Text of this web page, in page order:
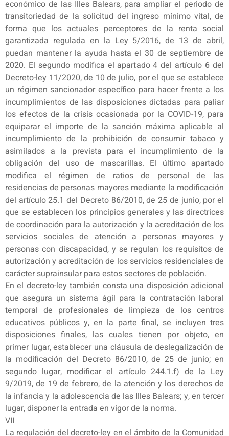
económico de las Illes Balears, para ampliar el periodo de
transitoriedad de la solicitud del ingreso mínimo vital, de
forma que los actuales perceptores de la renta social
garantizada regulada en la Ley 5/2016, de 13 de abril,
puedan mantener la ayuda hasta el 30 de septiembre de
2020. El segundo modifica el apartado 4 del artículo 6 del
Decreto-ley 11/2020, de 10 de julio, por el que se establece
un régimen sancionador específico para hacer frente a los
incumplimientos de las disposiciones dictadas para paliar
los efectos de la crisis ocasionada por la COVID-19, para
equiparar el importe de la sanción máxima aplicable al
incumplimiento de la prohibición de consumir tabaco y
asimilados a la prevista para el incumplimiento de la
obligación del uso de mascarillas. El último apartado
modifica el régimen de ratios de personal de las
residencias de personas mayores mediante la modificación
del artículo 25.1 del Decreto 86/2010, de 25 de junio, por el
que se establecen los principios generales y las directrices
de coordinación para la autorización y la acreditación de los
servicios sociales de atención a personas mayores y
personas con discapacidad, y se regulan los requisitos de
autorización y acreditación de los servicios residenciales de
carácter suprainsular para estos sectores de población.
En el decreto-ley también consta una disposición adicional
que asegura un sistema ágil para la contratación laboral
temporal de profesionales de limpieza de los centros
educativos públicos y, en la parte final, se incluyen tres
disposiciones finales, las cuales tienen por objeto, en
primer lugar, establecer una cláusula de deslegalización de
la modificación del Decreto 86/2010, de 25 de junio; en
segundo lugar, modificar el artículo 244.1.f) de la Ley
9/2019, de 19 de febrero, de la atención y los derechos de
la infancia y la adolescencia de las Illes Balears; y, en tercer
lugar, disponer la entrada en vigor de la norma.
VII
La regulación del decreto-ley en el ámbito de la Comunidad